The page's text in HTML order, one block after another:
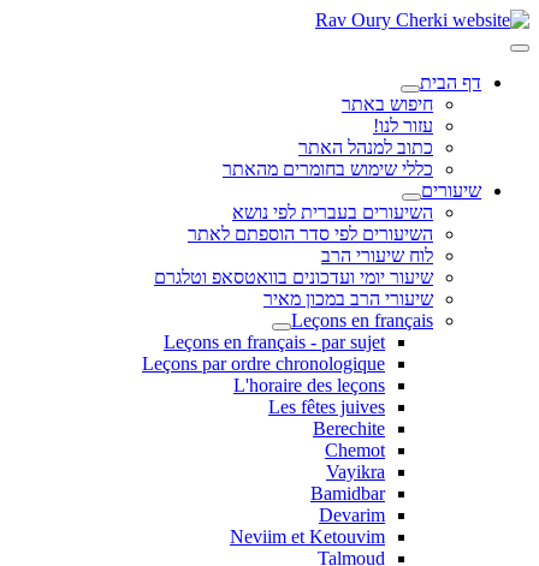
דף הבית
חיפוש באתר
עזור לנו!
כתוב למנהל האתר
כללי שימוש בחומרים מהאתר
שיעורים
השיעורים בעברית לפי נושא
השיעורים לפי סדר הוספתם לאתר
לוח שיעורי הרב
שיעור יומי ועדכונים בוואטסאפ וטלגרם
שיעורי הרב במכון מאיר
Leçons en français
Leçons en français - par sujet
Leçons par ordre chronologique
L'horaire des leçons
Les fêtes juives
Berechite
Chemot
Vayikra
Bamidbar
Devarim
Neviim et Ketouvim
Talmoud